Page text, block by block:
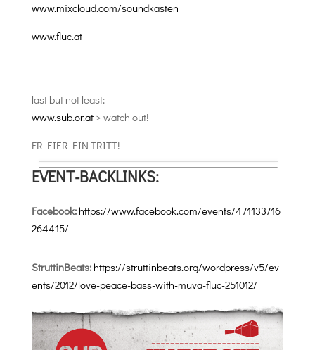
www.mixcloud.com/soundkasten
www.fluc.at
last but not least:
www.sub.or.at> watch out!
FR EIER EIN TRITT!
EVENT-BACKLINKS:
Facebook: https://www.facebook.com/events/471133716
264415/
StruttinBeats: https://struttinbeats.org/wordpress/v5/ev
ents/2012/love-peace-bass-with-muva-fluc-251012/